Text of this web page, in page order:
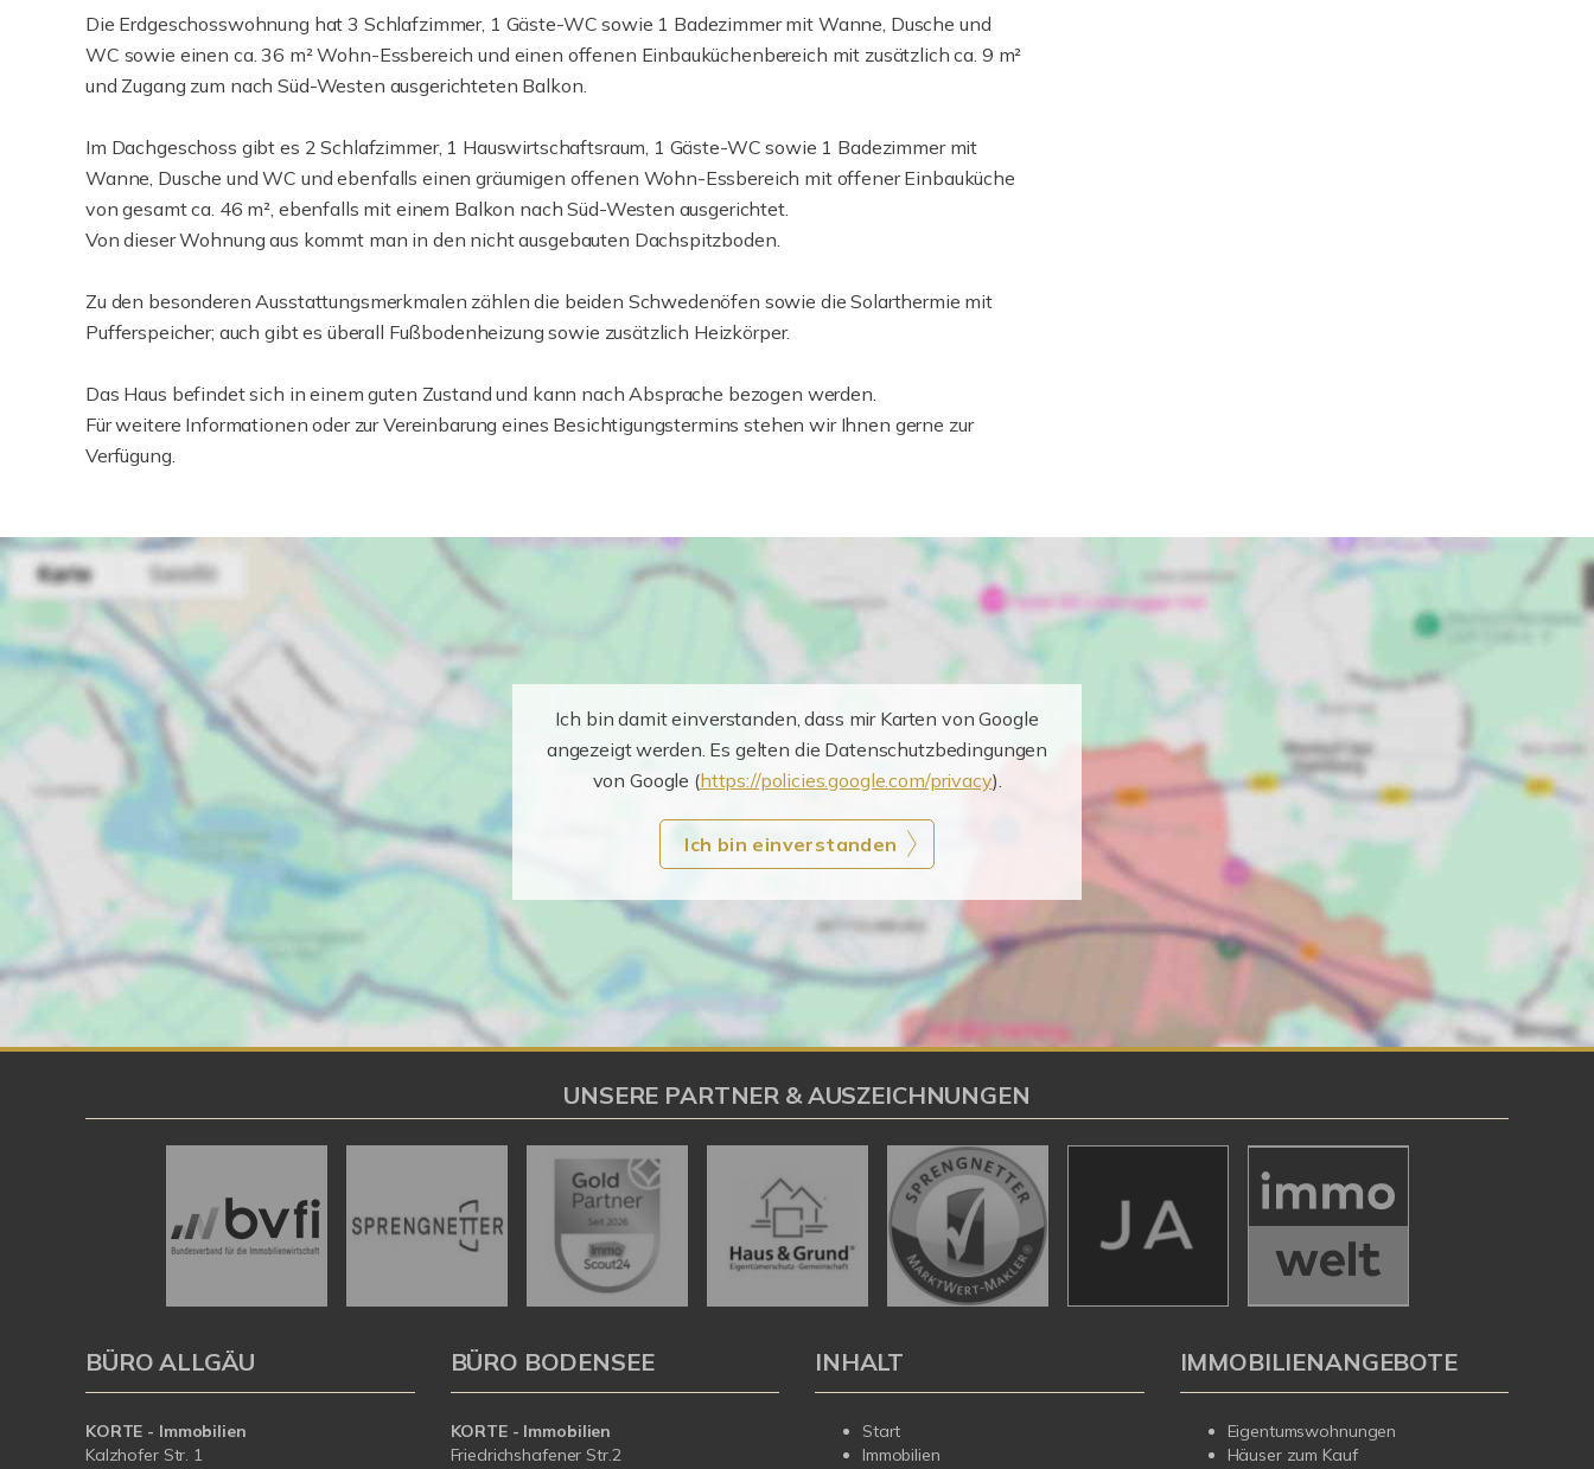
Die Erdgeschosswohnung hat 3 Schlafzimmer, 1 Gäste-WC sowie 1 Badezimmer mit Wanne, Dusche und
WC sowie einen ca. 36 m² Wohn-Essbereich und einen offenen Einbauküchenbereich mit zusätzlich ca. 9 m²
und Zugang zum nach Süd-Westen ausgerichteten Balkon.
Im Dachgeschoss gibt es 2 Schlafzimmer, 1 Hauswirtschaftsraum, 1 Gäste-WC sowie 1 Badezimmer mit
Wanne, Dusche und WC und ebenfalls einen gräumigen offenen Wohn-Essbereich mit offener Einbauküche
von gesamt ca. 46 m², ebenfalls mit einem Balkon nach Süd-Westen ausgerichtet.
Von dieser Wohnung aus kommt man in den nicht ausgebauten Dachspitzboden.
Zu den besonderen Ausstattungsmerkmalen zählen die beiden Schwedenöfen sowie die Solarthermie mit
Pufferspeicher; auch gibt es überall Fußbodenheizung sowie zusätzlich Heizkörper.
Das Haus befindet sich in einem guten Zustand und kann nach Absprache bezogen werden.
Für weitere Informationen oder zur Vereinbarung eines Besichtigungstermins stehen wir Ihnen gerne zur
Verfügung.
Ich bin damit einverstanden, dass mir Karten von Google
angezeigt werden. Es gelten die Datenschutzbedingungen
von Google (https://policies.google.com/privacy).
Ich bin einverstanden
UNSERE PARTNER & AUSZEICHNUNGEN
BÜRO ALLGÄU
KORTE - Immobilien
Kalzhofer Str. 1
BÜRO BODENSEE
KORTE - Immobilien
Friedrichshafener Str.2
INHALT
Start
Immobilien
IMMOBILIENANGEBOTE
Eigentumswohnungen
Häuser zum Kauf